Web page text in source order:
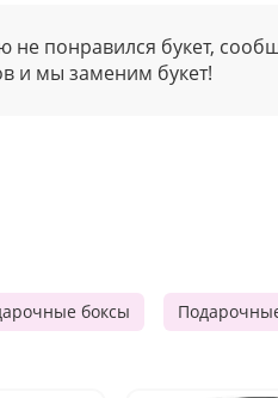
не понравился букет,
и мы заменим букет!
боксы